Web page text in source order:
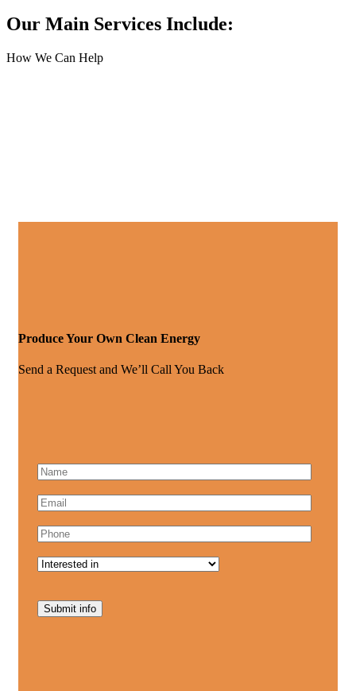
Our Main Services Include:
How We Can Help
Produce Your Own Clean Energy
Send a Request and We’ll Call You Back